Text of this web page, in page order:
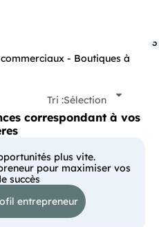
- Boutiques à
3
Tri :Sélection
correspondant à vos
plus vite.
pour maximiser vos
succès
entrepreneur